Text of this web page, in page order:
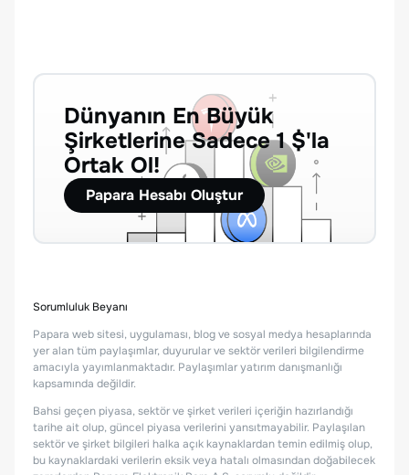
Dünyanın En Büyük
Şirketlerine Sadece 1 $'la
Ortak Ol!
Papara Hesabı Oluştur
Sorumluluk Beyanı
Papara web sitesi, uygulaması, blog ve sosyal medya hesaplarında
yer alan tüm paylaşımlar, duyurular ve sektör verileri bilgilendirme
amacıyla yayımlanmaktadır. Paylaşımlar yatırım danışmanlığı
kapsamında değildir.
Bahsi geçen piyasa, sektör ve şirket verileri içeriğin hazırlandığı
tarihe ait olup, güncel piyasa verilerini yansıtmayabilir. Paylaşılan
sektör ve şirket bilgileri halka açık kaynaklardan temin edilmiş olup,
bu kaynaklardaki verilerin eksik veya hatalı olmasından doğabilecek